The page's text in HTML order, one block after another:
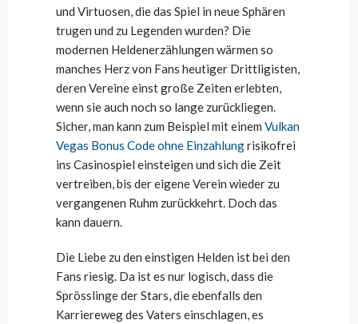
und Virtuosen, die das Spiel in neue Sphären
trugen und zu Legenden wurden? Die
modernen Heldenerzählungen wärmen so
manches Herz von Fans heutiger Drittligisten,
deren Vereine einst große Zeiten erlebten,
wenn sie auch noch so lange zurückliegen.
Sicher, man kann zum Beispiel mit einem Vulkan
Vegas Bonus Code ohne Einzahlungrisikofrei
ins Casinospiel einsteigen und sich die Zeit
vertreiben, bis der eigene Verein wieder zu
vergangenen Ruhm zurückkehrt. Doch das
kann dauern.
Die Liebe zu den einstigen Helden ist bei den
Fans riesig. Da ist es nur logisch, dass die
Sprösslinge der Stars, die ebenfalls den
Karriereweg des Vaters einschlagen, es